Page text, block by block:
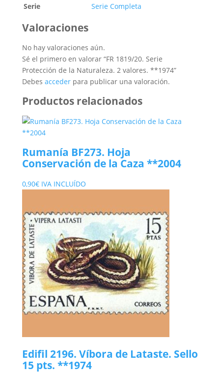
Serie
Serie Completa
Valoraciones
No hay valoraciones aún.
Sé el primero en valorar “FR 1819/20. Serie
Protección de la Naturaleza. 2 valores. **1974”
Debes accederpara publicar una valoración.
Productos relacionados
Rumanía BF273. Hoja
Conservación de la Caza **2004
0,90€ IVA INCLUÍDO
Edifil 2196. Víbora de Lataste. Sello
15 pts. **1974